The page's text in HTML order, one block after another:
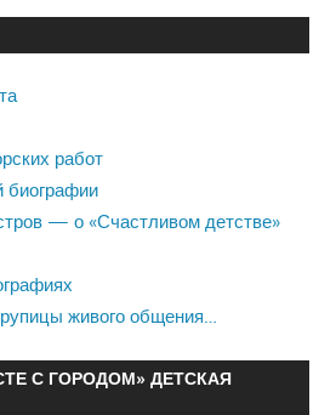
работ
биографии
— о «Счастливом детстве»
живого общения…
С ГОРОДОМ» ДЕТСКАЯ